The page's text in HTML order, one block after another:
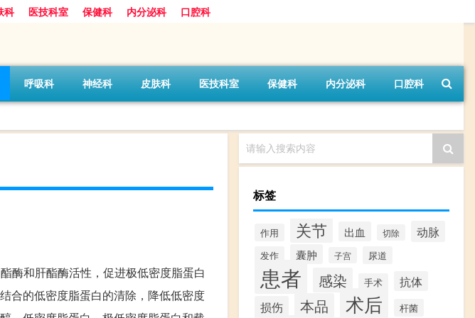
科 医技科室 保健科 内分泌科 口腔科
呼吸科 神经科 皮肤科 医技科室 保健科 内分泌科 口腔科
酶和肝酯酶活性，促进极低密度脂蛋白
合的低密度脂蛋白的清除，降低低密度
请输入搜索内容
标签
作用 关节 出血 切除 动脉
发作 囊肿 子宫 尿道
患者 感染 手术 抗体
损伤 本品 术后 杆菌